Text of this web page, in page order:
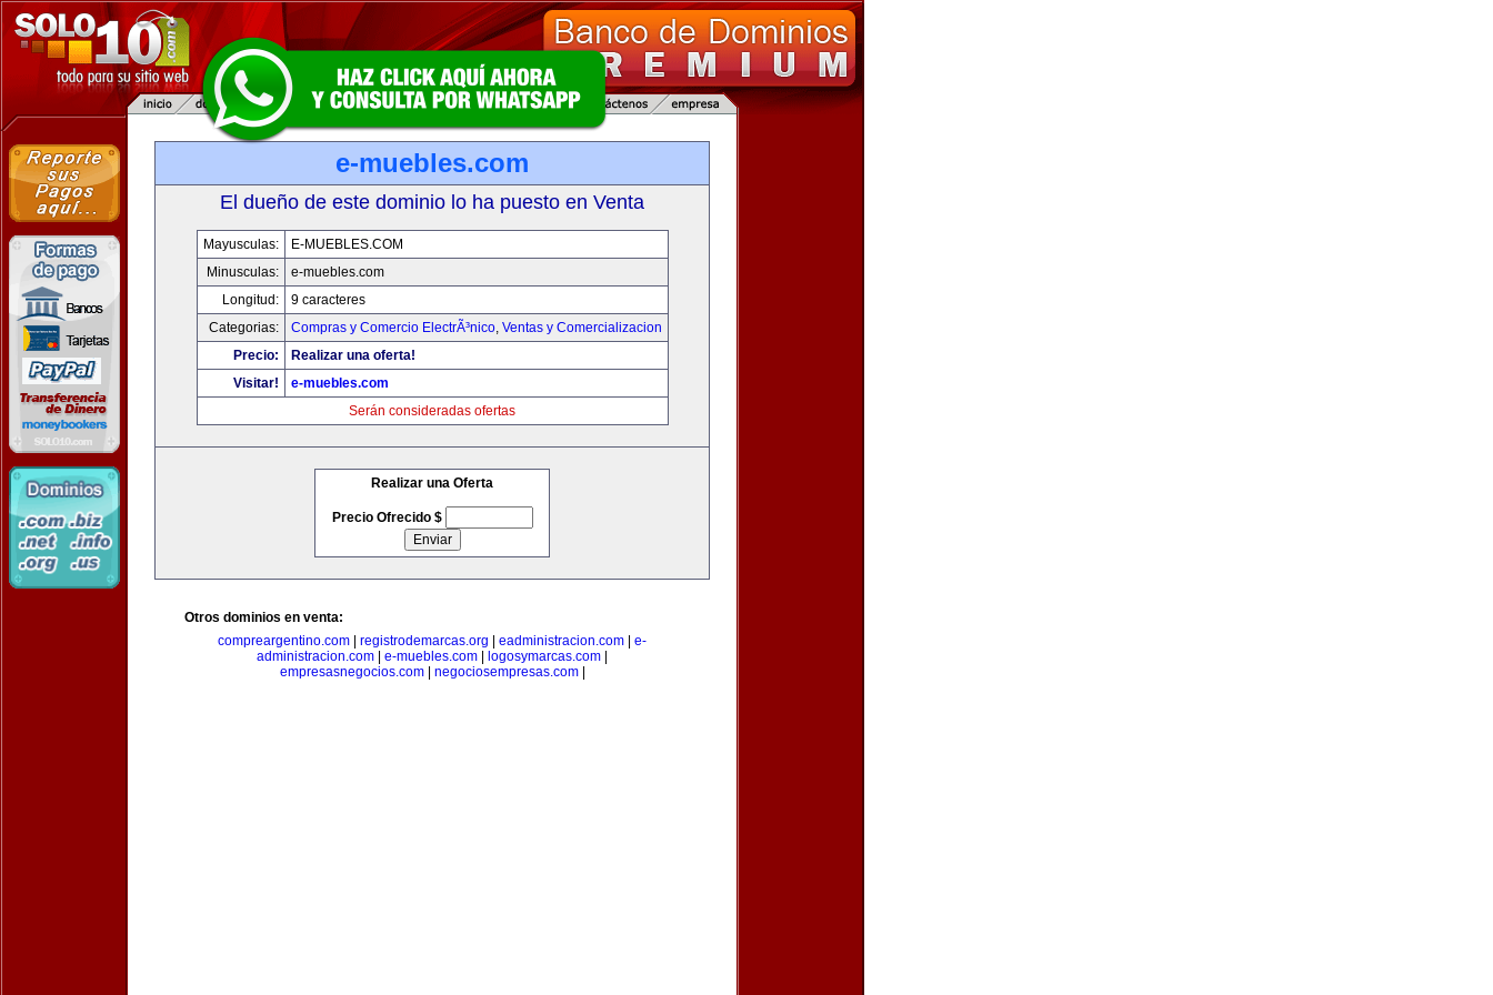
e-muebles.com
El dueño de este dominio lo ha puesto en Venta
Mayusculas:
E-MUEBLES.COM
Minusculas:
e-muebles.com
Longitud:
9 caracteres
Categorias:
Compras y Comercio ElectrÃ³nico, Ventas y Comercializacion
Precio:
Realizar una oferta!
Visitar!
e-muebles.com
Serán consideradas ofertas
Realizar una Oferta
Precio Ofrecido $
Otros dominios en venta:
compreargentino.com
registrodemarcas.org eadministracion.com
e-
administracion.com
e-muebles.com logosymarcas.com
empresasnegocios.com| negociosempresas.com|